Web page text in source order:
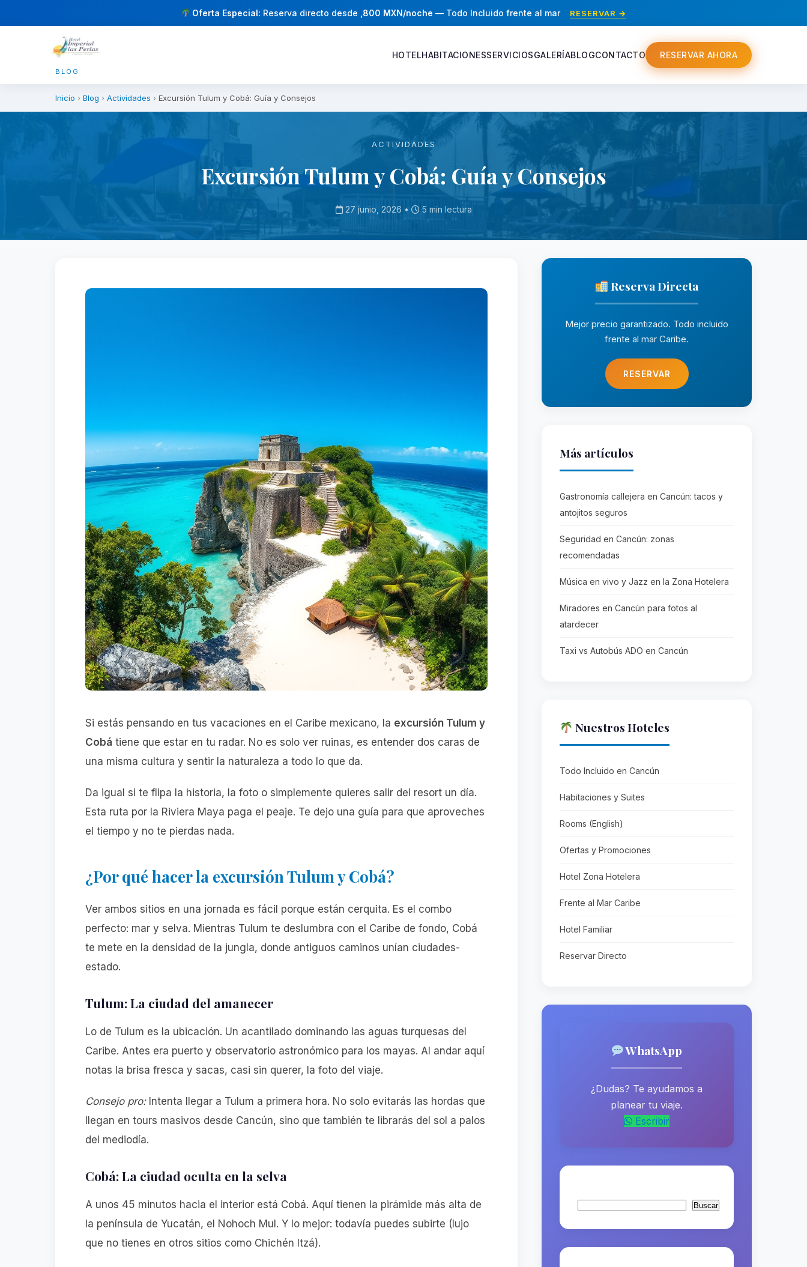
Oferta Especial: Reserva directo desde ,800 MXN/noche — Todo Incluido frente al mar RESERVAR →
BLOG
HOTELHABITACIONESSERVICIOSGALERÍABLOGCONTACTO RESERVAR AHORA
Inicio › Blog › Actividades › Excursión Tulum y Cobá: Guía y Consejos
ACTIVIDADES
Excursión Tulum y Cobá: Guía y Consejos
27 junio, 2026 • 5 min lectura
Si estás pensando en tus vacaciones en el Caribe mexicano, la excursión Tulum y
Cobá tiene que estar en tu radar. No es solo ver ruinas, es entender dos caras de
una misma cultura y sentir la naturaleza a todo lo que da.
Da igual si te flipa la historia, la foto o simplemente quieres salir del resort un día.
Esta ruta por la Riviera Maya paga el peaje. Te dejo una guía para que aproveches
el tiempo y no te pierdas nada.
¿Por qué hacer la excursión Tulum y Cobá?
Ver ambos sitios en una jornada es fácil porque están cerquita. Es el combo
perfecto: mar y selva. Mientras Tulum te deslumbra con el Caribe de fondo, Cobá
te mete en la densidad de la jungla, donde antiguos caminos unían ciudades-
estado.
Tulum: La ciudad del amanecer
Lo de Tulum es la ubicación. Un acantilado dominando las aguas turquesas del
Caribe. Antes era puerto y observatorio astronómico para los mayas. Al andar aquí
notas la brisa fresca y sacas, casi sin querer, la foto del viaje.
Consejo pro:Intenta llegar a Tulum a primera hora. No solo evitarás las hordas que
llegan en tours masivos desde Cancún, sino que también te librarás del sol a palos
del mediodía.
Cobá: La ciudad oculta en la selva
A unos 45 minutos hacia el interior está Cobá. Aquí tienen la pirámide más alta de
la península de Yucatán, el Nohoch Mul. Y lo mejor: todavía puedes subirte (lujo
que no tienes en otros sitios como Chichén Itzá).
Reserva Directa
Mejor precio garantizado. Todo incluido
frente al mar Caribe.
RESERVAR
Más artículos
Gastronomía callejera en Cancún: tacos y
antojitos seguros
Seguridad en Cancún: zonas
recomendadas
Música en vivo y Jazz en la Zona Hotelera
Miradores en Cancún para fotos al
atardecer
Taxi vs Autobús ADO en Cancún
Nuestros Hoteles
Todo Incluido en Cancún
Habitaciones y Suites
Rooms (English)
Ofertas y Promociones
Hotel Zona Hotelera
Frente al Mar Caribe
Hotel Familiar
Reservar Directo
WhatsApp
¿Dudas? Te ayudamos a
planear tu viaje.
Escribir
Buscar